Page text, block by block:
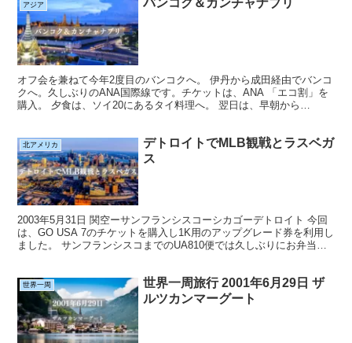
アジア
オフ会を兼ねて今年2度目のバンコクへ。 伊丹から成田経由でバンコ
クへ。久しぶりのANA国際線です。チケットは、ANA 「エコ割」を
購入。 夕食は、ソイ20にあるタイ料理へ。 翌日は、早朝から
北アメリカ
デトロイトでMLB観戦とラスベガ
ス
2003年5月31日 関空ーサンフランシスコーシカゴーデトロイト 今回
は、GO USA 7のチケットを購入し1K用のアップグレード券を利用し
ました。 サンフランシスコまでのUA810便では久しぶりにお弁当で
世界一周
世界一周旅行 2001年6月29日 ザ
ルツカンマーグート